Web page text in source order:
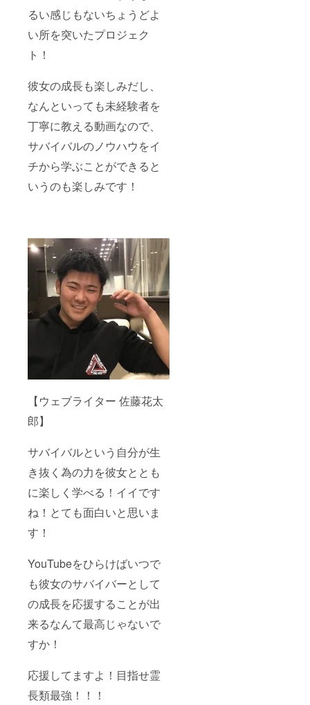
るい感じもないちょうどよ
い所を突いたプロジェク
ト！
彼女の成長も楽しみだし、
なんといっても未経験者を
丁寧に教える動画なので、
サバイバルのノウハウをイ
チから学ぶことができると
いうのも楽しみです！
【ウェブライター 佐藤花太
郎】
サバイバルという自分が生
き抜く為の力を彼女ととも
に楽しく学べる！イイです
ね！とても面白いと思いま
す！
YouTubeをひらけばいつで
も彼女のサバイバーとして
の成長を応援することが出
来るなんて最高じゃないで
すか！
応援してますよ！目指せ霊
長類最強！！！